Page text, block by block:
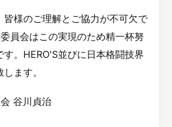
皆様のご理解とご協力が不可欠で
員会はこの実現のため精一杯努
す。HERO'S並びに日本格闘技界
ます。
谷川貞治